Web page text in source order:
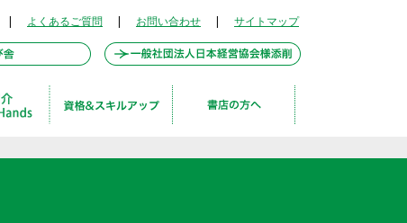
| よくあるご質問 | お問い合わせ | サイトマップ